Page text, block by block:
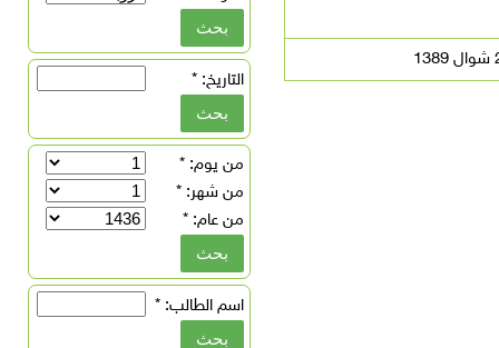
التاريخ: *
من يوم: *
من شهر: *
من عام: *
اسم الطالب: *